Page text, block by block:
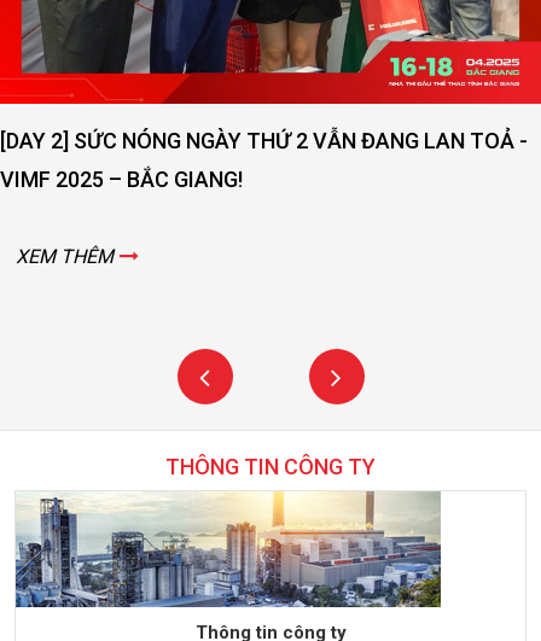
[DAY 2] SỨC NÓNG NGÀY THỨ 2 VẪN ĐANG LAN TOẢ -
VIMF 2025 – BẮC GIANG!
XEM THÊM
THÔNG TIN CÔNG TY
Thông tin công ty